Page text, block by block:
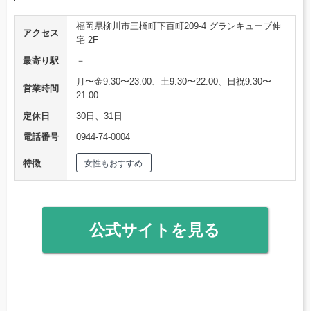
アクセス
福岡県柳川市三橋町下百町209-4 グランキューブ伸
宅 2F
最寄り駅
－
営業時間
月〜金9:30〜23:00、土9:30〜22:00、日祝9:30〜
21:00
定休日
30日、31日
電話番号
0944-74-0004
特徴 女性もおすすめ
公式サイトを見る